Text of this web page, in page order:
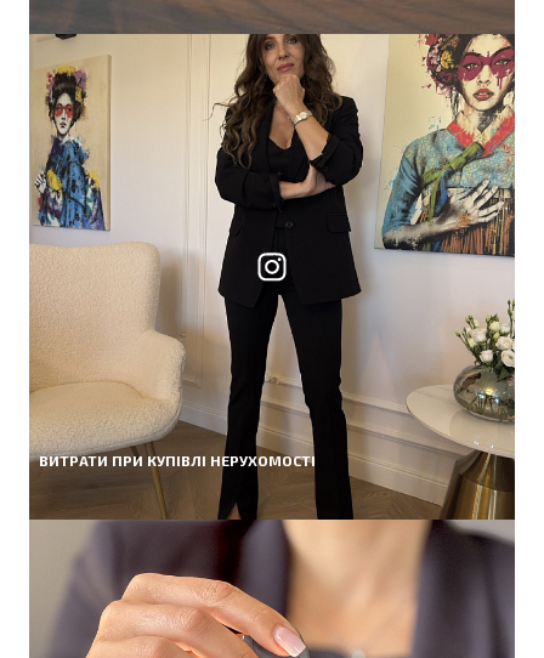
ВИТРАТИ ПРИ КУПІВЛІ НЕРУХОМОСТІ